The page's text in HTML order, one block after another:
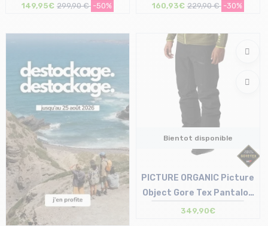
149,95€ 299,90 € -50% 160,93€ 229,90 € -30%
Bientot disponible
PICTURE ORGANIC Picture
Object Gore Tex Pantalon
/noir
349,90€